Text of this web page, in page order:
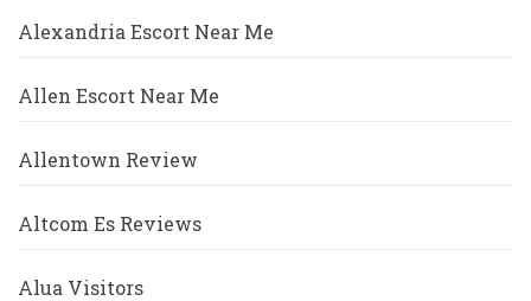
Alexandria Escort Near Me
Allen Escort Near Me
Allentown Review
Altcom Es Reviews
Alua Visitors